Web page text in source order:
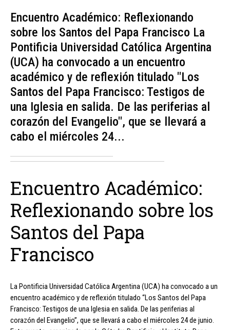
Encuentro Académico: Reflexionando
sobre los Santos del Papa Francisco La
Pontificia Universidad Católica Argentina
(UCA) ha convocado a un encuentro
académico y de reflexión titulado "Los
Santos del Papa Francisco: Testigos de
una Iglesia en salida. De las periferias al
corazón del Evangelio", que se llevará a
cabo el miércoles 24...
Encuentro Académico:
Reflexionando sobre los
Santos del Papa
Francisco
La Pontificia Universidad Católica Argentina (UCA) ha convocado a un
encuentro académico y de reflexión titulado “Los Santos del Papa
Francisco: Testigos de una Iglesia en salida. De las periferias al
corazón del Evangelio”, que se llevará a cabo el miércoles 24 de junio.